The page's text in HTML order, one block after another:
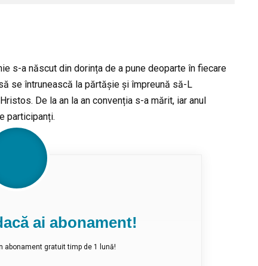
s-a născut din dorința de a pune deoparte în fiecare
se întrunească la părtășie și împreună să-L
De la an la an convenția s-a mărit, iar anul
participanți.
ai abonament!
abonament gratuit timp de 1 lună!